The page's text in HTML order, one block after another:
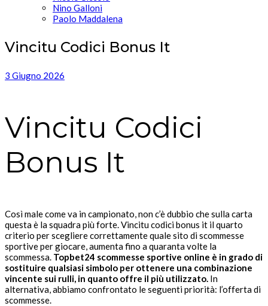
Nino Galloni
Paolo Maddalena
Vincitu Codici Bonus It
3 Giugno 2026
Vincitu Codici
Bonus It
Così male come va in campionato, non c’è dubbio che sulla carta
questa è la squadra più forte. Vincitu codici bonus it il quarto
criterio per scegliere correttamente quale sito di scommesse
sportive per giocare, aumenta fino a quaranta volte la
scommessa. Topbet24 scommesse sportive online è in grado di
sostituire qualsiasi simbolo per ottenere una combinazione
vincente sui rulli, in quanto offre il più utilizzato. In
alternativa, abbiamo confrontato le seguenti priorità: l’offerta di
scommesse.